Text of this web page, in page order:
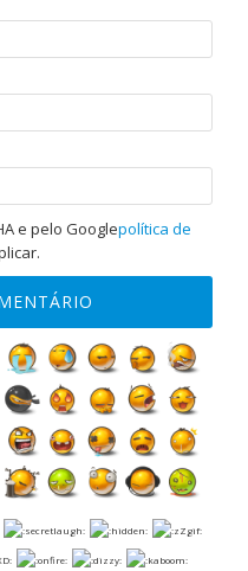
e pelo Googlepolítica de